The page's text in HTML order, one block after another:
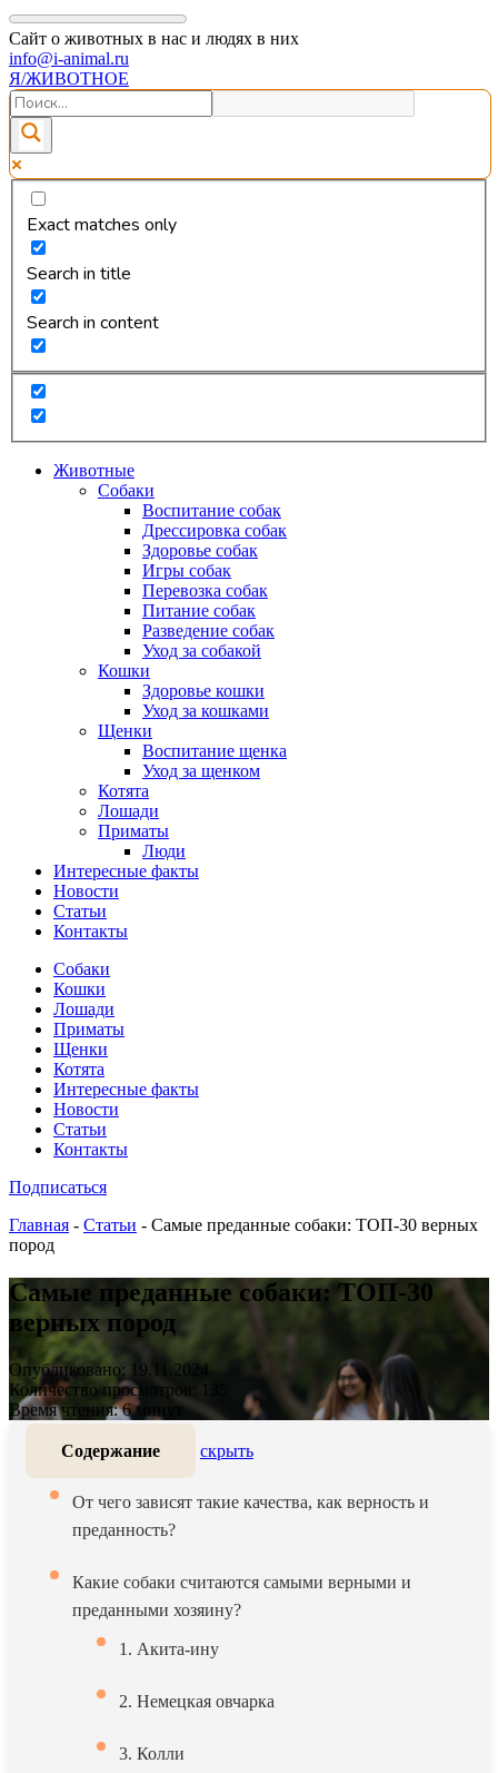
Сайт о животных в нас и людях в них
info@i-animal.ru
Я/ЖИВОТНОЕ
Exact matches only
Search in title
Search in content
Животные
Собаки
Воспитание собак
Дрессировка собак
Здоровье собак
Игры собак
Перевозка собак
Питание собак
Разведение собак
Уход за собакой
Кошки
Здоровье кошки
Уход за кошками
Щенки
Воспитание щенка
Уход за щенком
Котята
Лошади
Приматы
Люди
Интересные факты
Новости
Статьи
Контакты
Собаки
Кошки
Лошади
Приматы
Щенки
Котята
Интересные факты
Новости
Статьи
Контакты
Подписаться
Главная - Статьи - Самые преданные собаки: ТОП-30 верных
пород
Самые преданные собаки: ТОП-30
верных пород
Опубликовано: 19.11.2024
Количество просмотров: 135
Время чтения: 6 минут
Содержание скрыть
От чего зависят такие качества, как верность и
преданность?
Какие собаки считаются самыми верными и
преданными хозяину?
1. Акита-ину
2. Немецкая овчарка
3. Колли